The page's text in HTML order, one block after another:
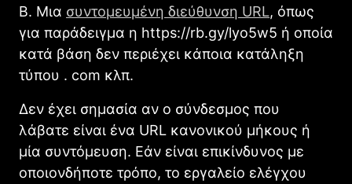
Β. Μια συντομευμένη διεύθυνση URL, όπως
για παράδειγμα η https://rb.gy/lyo5w5 ή οποία
κατά βάση δεν περιέχει κάποια κατάληξη
τύπου . com κλπ.
Δεν έχει σημασία αν ο σύνδεσμος που
λάβατε είναι ένα URL κανονικού μήκους ή
μία συντόμευση. Εάν είναι επικίνδυνος με
οποιονδήποτε τρόπο, το εργαλείο ελέγχου